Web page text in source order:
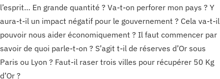
l’esprit… En grande quantité ? Va-t-on perforer mon pays ? Y
aura-t-il un impact négatif pour le gouvernement ? Cela va-t-il
pouvoir nous aider économiquement ? Il faut commencer par
savoir de quoi parle-t-on ? S’agit t-il de réserves d’Or sous
Paris ou Lyon ? Faut-il raser trois villes pour récupérer 50 Kg
d’Or ?